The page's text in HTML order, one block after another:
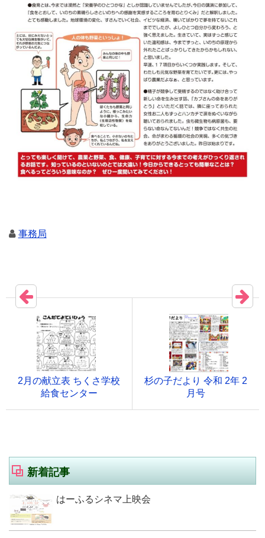
事務局
2月の献立表 ちくさ学校
給食センター
杉の子だより 令和 2年 2
月号
新着記事
はーふるシネマ上映会